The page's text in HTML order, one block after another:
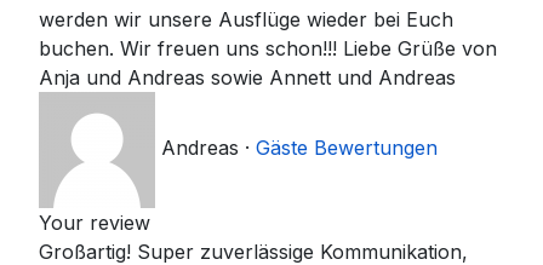
werden wir unsere Ausflüge wieder bei Euch
buchen. Wir freuen uns schon!!! Liebe Grüße von
Anja und Andreas sowie Annett und Andreas
Andreas · Gäste Bewertungen
Your review
Großartig! Super zuverlässige Kommunikation,